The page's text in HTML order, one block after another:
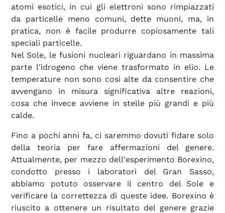
atomi esotici, in cui gli elettroni sono rimpiazzati
da particelle meno comuni, dette muoni, ma, in
pratica, non è facile produrre copiosamente tali
speciali particelle.
Nel Sole, le fusioni nucleari riguardano in massima
parte l'idrogeno che viene trasformato in elio. Le
temperature non sono così alte da consentire che
avvengano in misura significativa altre reazioni,
cosa che invece avviene in stelle più grandi e più
calde.
Fino a pochi anni fa, ci saremmo dovuti fidare solo
della teoria per fare affermazioni del genere.
Attualmente, per mezzo dell'esperimento Borexino,
condotto presso i laboratori del Gran Sasso,
abbiamo potuto osservare il centro del Sole e
verificare la correttezza di queste idee. Borexino è
riuscito a ottenere un risultato del genere grazie